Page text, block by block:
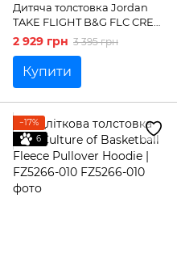
Дитяча толстовка Jordan
TAKE FLIGHT B&G FLC CREW
| 95C802-023
2 929 грн 3 395 грн
Купити
−17%
6